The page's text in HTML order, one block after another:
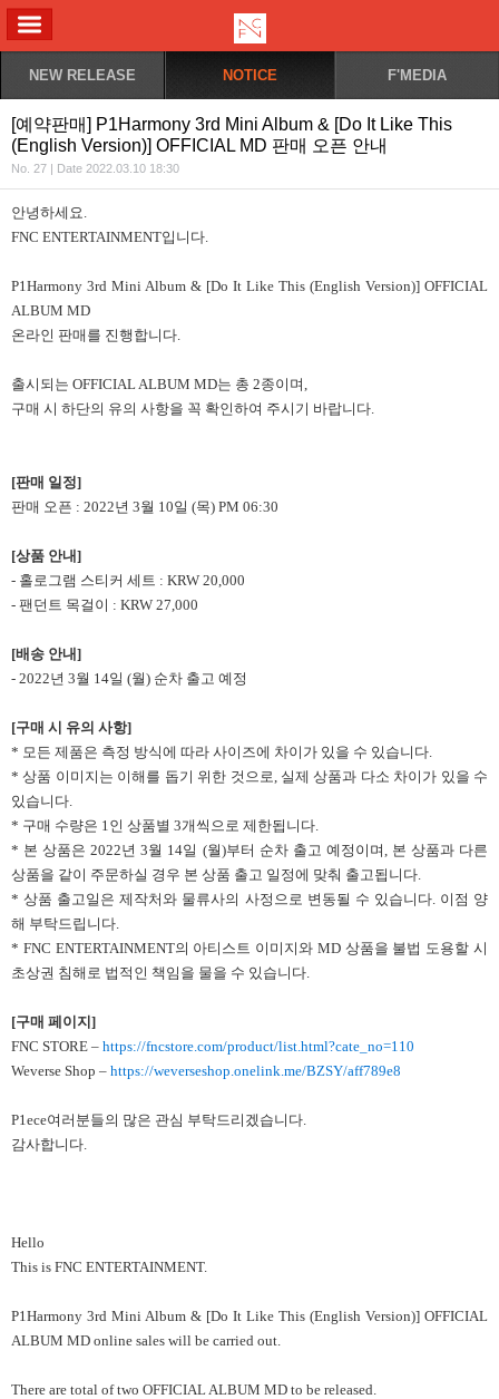
NEW RELEASE NOTICE F'MEDIA
[예약판매] P1Harmony 3rd Mini Album & [Do It Like This
(English Version)] OFFICIAL MD 판매 오픈 안내
No. 27 | Date 2022.03.10 18:30
안녕하세요.
FNC ENTERTAINMENT입니다.
P1Harmony 3rd Mini Album & [Do It Like This (English Version)] OFFICIAL
ALBUM MD
온라인 판매를 진행합니다.
출시되는 OFFICIAL ALBUM MD는 총 2종이며,
구매 시 하단의 유의 사항을 꼭 확인하여 주시기 바랍니다.
[판매 일정]
판매 오픈 : 2022년 3월 10일 (목) PM 06:30
[상품 안내]
- 홀로그램 스티커 세트 : KRW 20,000
- 팬던트 목걸이 : KRW 27,000
[배송 안내]
- 2022년 3월 14일 (월) 순차 출고 예정
[구매 시 유의 사항]
* 모든 제품은 측정 방식에 따라 사이즈에 차이가 있을 수 있습니다.
* 상품 이미지는 이해를 돕기 위한 것으로, 실제 상품과 다소 차이가 있을 수
있습니다.
* 구매 수량은 1인 상품별 3개씩으로 제한됩니다.
* 본 상품은 2022년 3월 14일 (월)부터 순차 출고 예정이며, 본 상품과 다른
상품을 같이 주문하실 경우 본 상품 출고 일정에 맞춰 출고됩니다.
* 상품 출고일은 제작처와 물류사의 사정으로 변동될 수 있습니다. 이점 양
해 부탁드립니다.
* FNC ENTERTAINMENT의 아티스트 이미지와 MD 상품을 불법 도용할 시
초상권 침해로 법적인 책임을 물을 수 있습니다.
[구매 페이지]
FNC STORE – https://fncstore.com/product/list.html?cate_no=110
Weverse Shop – https://weverseshop.onelink.me/BZSY/aff789e8
P1ece여러분들의 많은 관심 부탁드리겠습니다.
감사합니다.
Hello
This is FNC ENTERTAINMENT.
P1Harmony 3rd Mini Album & [Do It Like This (English Version)] OFFICIAL
ALBUM MD online sales will be carried out.
There are total of two OFFICIAL ALBUM MD to be released.